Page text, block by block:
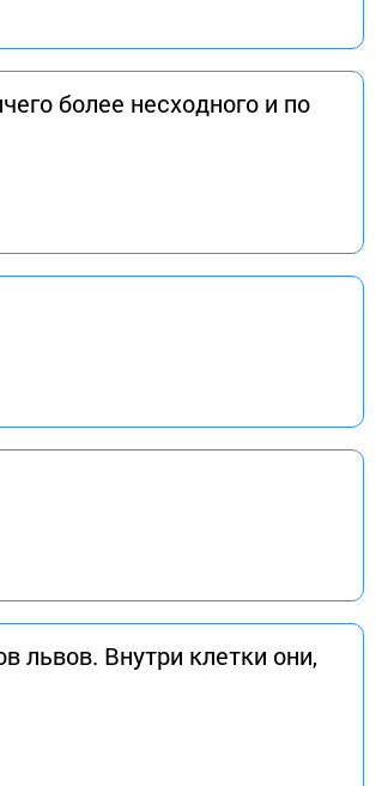
более несходного и по
львов. Внутри клетки они,